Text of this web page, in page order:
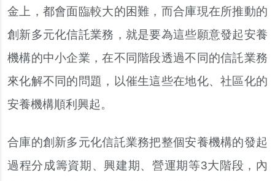
金上，都會面臨較大的困難，而合庫現在所推動的
創新多元化信託業務，就是要為這些願意發起安養
機構的中小企業，在不同階段透過不同的信託業務
來化解不同的問題，以催生這些在地化、社區化的
安養機構順利興起。
合庫的創新多元化信託業務把整個安養機構的發起
過程分成籌資期、興建期、營運期等3大階段，內